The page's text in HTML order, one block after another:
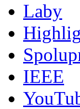
Laby
IEEE